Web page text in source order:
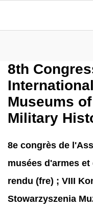
8th
Museums
Military
8e congrès de
musées d'armes
rendu (fre) ; VIII
Stowarzyszenia